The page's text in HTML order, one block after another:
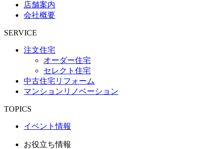
店舗案内
会社概要
SERVICE
注文住宅
オーダー住宅
セレクト住宅
中古住宅リフォーム
マンションリノベーション
TOPICS
イベント情報
お役立ち情報